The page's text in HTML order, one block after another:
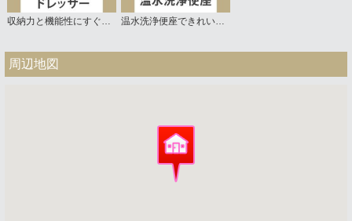
収納力と機能性にすぐれた洗面台 温水洗浄便座できれいさっぱり
周辺地図